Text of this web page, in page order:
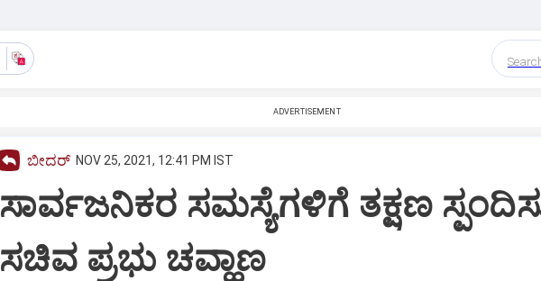
ADVERTISEMENT
ಬೀದರ್ NOV 25, 2021, 12:41 PM IST
ಸಾರ್ವಜನಿಕರ ಸಮಸ್ಯೆಗಳಿಗೆ ತಕ್ಷಣ
ಸಚಿವ ಪ್ರಭು ಚವ್ಹಾಣ